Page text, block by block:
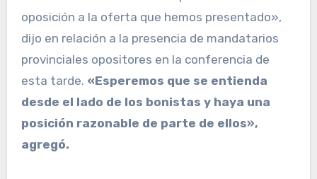
oposición a la oferta que hemos presentado»,
dijo en relación a la presencia de mandatarios
provinciales opositores en la conferencia de
esta tarde. «Esperemos que se entienda
desde el lado de los bonistas y haya una
posición razonable de parte de ellos»,
agregó.